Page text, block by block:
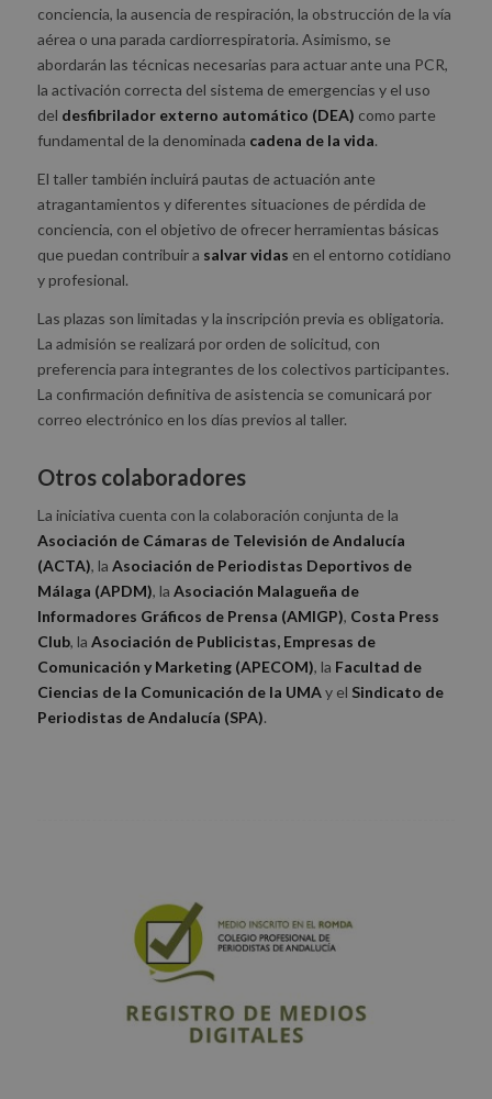
conciencia, la ausencia de respiración, la obstrucción de la vía
aérea o una parada cardiorrespiratoria. Asimismo, se
abordarán las técnicas necesarias para actuar ante una PCR,
la activación correcta del sistema de emergencias y el uso
del desfibrilador externo automático (DEA) como parte
fundamental de la denominada cadena de la vida.
El taller también incluirá pautas de actuación ante
atragantamientos y diferentes situaciones de pérdida de
conciencia, con el objetivo de ofrecer herramientas básicas
que puedan contribuir a salvar vidas en el entorno cotidiano
y profesional.
Las plazas son limitadas y la inscripción previa es obligatoria.
La admisión se realizará por orden de solicitud, con
preferencia para integrantes de los colectivos participantes.
La confirmación definitiva de asistencia se comunicará por
correo electrónico en los días previos al taller.
Otros colaboradores
La iniciativa cuenta con la colaboración conjunta de la
Asociación de Cámaras de Televisión de Andalucía
(ACTA), la Asociación de Periodistas Deportivos de
Málaga (APDM), la Asociación Malagueña de
Informadores Gráficos de Prensa (AMIGP), Costa Press
Club, la Asociación de Publicistas, Empresas de
Comunicación y Marketing (APECOM), la Facultad de
Ciencias de la Comunicación de la UMAy el Sindicato de
Periodistas de Andalucía (SPA).